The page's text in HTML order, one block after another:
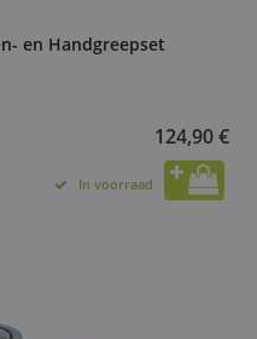
en Handgreepset
124,90 €
In voorraad